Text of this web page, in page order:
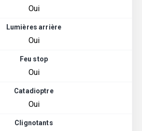
Oui
Lumières arrière
Oui
Feu stop
Oui
Catadioptre
Oui
Clignotants